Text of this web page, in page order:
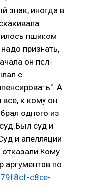
знак, иногда в
пшиком
признать,
он пол-
с
А
все, к кому он
одного из
суд и
и апелляции
отказали.Кому
аргументов по
c8ce-